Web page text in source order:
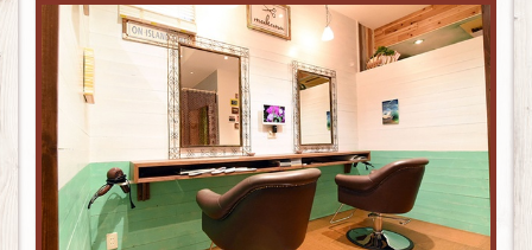
ヴァローレ
コンセプト
マカナメニュー
ヴァローレメニュー
PICKUP
COUPON